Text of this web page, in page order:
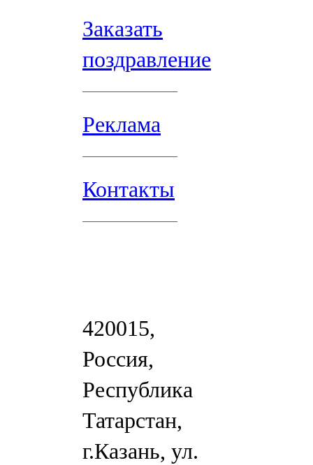
Заказать
поздравление
Реклама
Контакты
420015,
Россия,
Республика
Татарстан,
г.Казань, ул.